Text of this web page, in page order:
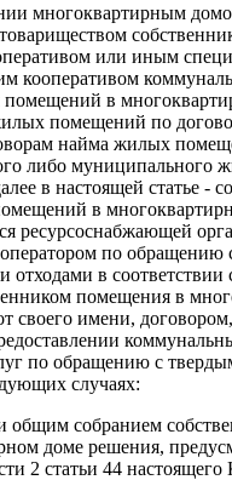
многоквартирным
или иным
кооперативом
помещений в
помещений по
найма жилых
либо муниципального
в настоящей статье -
в
ресурсоснабжающей
по обращению
отходами в
помещения в
своего имени,
по обращению с
случаях:
общим собранием
доме решения,
2 статьи 44 настоящего